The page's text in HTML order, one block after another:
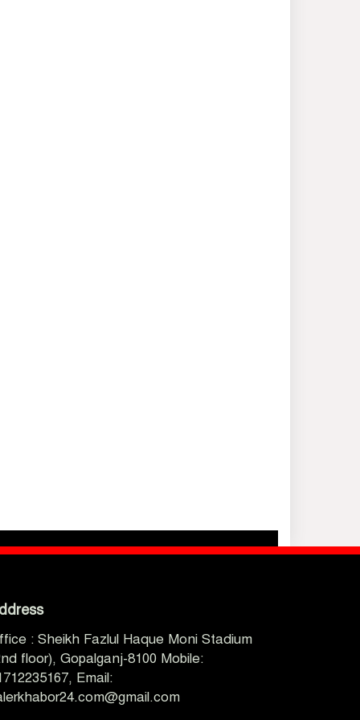
: Sheikh Fazlul Haque Moni Stadium
floor), Gopalganj-8100 Mobile:
Email: